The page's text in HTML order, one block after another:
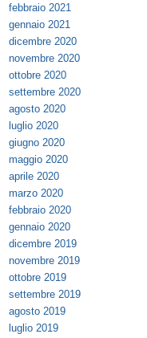
febbraio 2021
gennaio 2021
dicembre 2020
novembre 2020
ottobre 2020
settembre 2020
agosto 2020
luglio 2020
giugno 2020
maggio 2020
aprile 2020
marzo 2020
febbraio 2020
gennaio 2020
dicembre 2019
novembre 2019
ottobre 2019
settembre 2019
agosto 2019
luglio 2019